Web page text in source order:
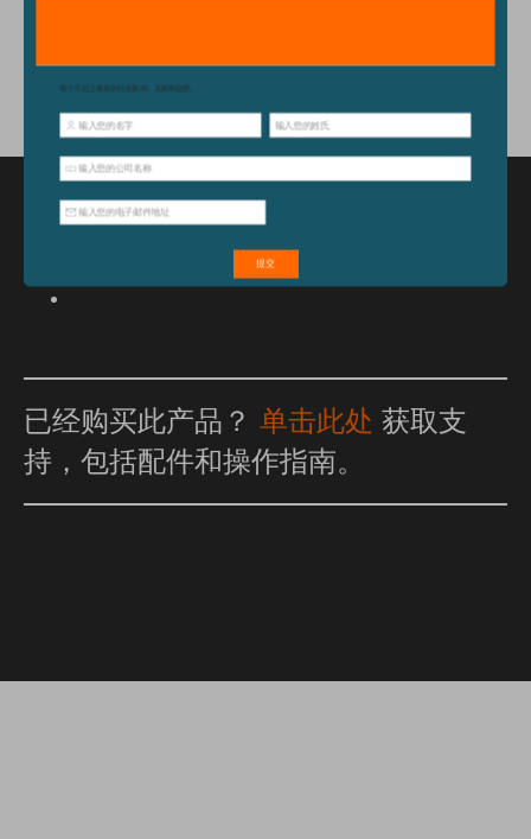
特点和优点
已经购买此产品？ 单击此处 获取支
持，包括配件和操作指南。